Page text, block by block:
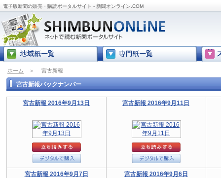
電子版新聞の販売・購読ポータルサイト - 新聞オンライン.COM
ホーム ＞ 宮古新報
宮古新報バックナンバー
宮古新報 2016年9月13日 宮古新報 2016年9月11日
宮古新報 2016年9月7日 宮古新報 2016年9月6日